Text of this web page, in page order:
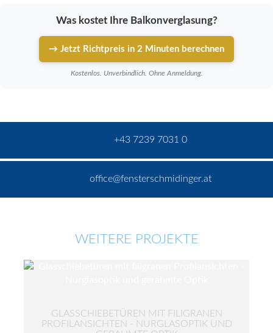
Was kostet Ihre Balkonverglasung?
→ Jetzt Richtpreis in 2 Minuten berechnen
Kostenlos. Unverbindlich. Ohne Anmeldung.
+43 7239 7031 0
office@fensterschmidinger.at
WEITERE PROJEKTE
GLASSCHIEBETÜREN MIT FILIGRANEN
PROFILANSICHTEN - NURGLASOPTIK UND